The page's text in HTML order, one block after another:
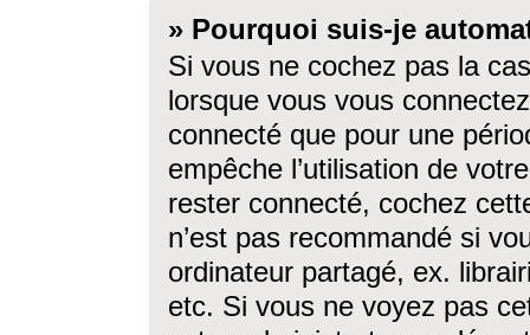
» Pourquoi suis-je
Si vous ne cochez pas la
lorsque vous vous
connecté que pour une
empêche l’utilisation de
rester connecté, cochez
n’est pas recommandé si
ordinateur partagé, ex.
etc. Si vous ne voyez pas